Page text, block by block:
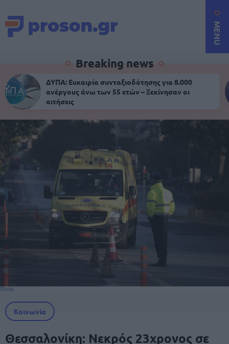
MENU
Breaking news
ΔΥΠΑ: Ευκαιρία συνταξιοδότησης για 8.000
ανέργους άνω των 55 ετών – Ξεκίνησαν οι
αιτήσεις
Κοινωνία
Θεσσαλονίκη: Νεκρός 23χρονος σε